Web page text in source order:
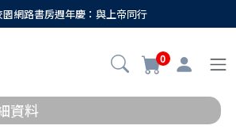
園網路書房週年慶：與上帝同行
0
資料